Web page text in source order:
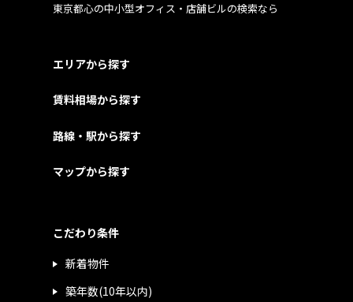
東京都心の中小型オフィス・店舗ビルの検索なら
エリアから探す
賃料相場から探す
路線・駅から探す
マップから探す
こだわり条件
新着物件
築年数(10年以内)